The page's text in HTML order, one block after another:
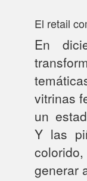
El retail
En
vitrinas
un
Y las
generar